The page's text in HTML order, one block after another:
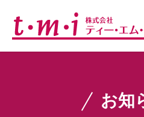
お知